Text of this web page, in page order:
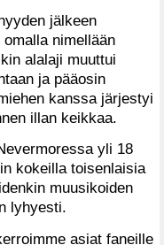
jälkeen
nimellään
alalaji muuttui
ja pääosin
kanssa järjestyi
illan keikkaa.
yli 18
kokeilla toisenlaisia
muusikoiden
lyhyesti.
asiat faneille